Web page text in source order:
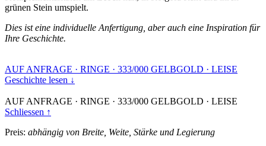
grünen Stein umspielt.
Dies ist eine individuelle Anfertigung, aber auch eine Inspiration für
Ihre Geschichte.
AUF ANFRAGE · RINGE · 333/000 GELBGOLD · LEISE
Geschichte lesen ↓
AUF ANFRAGE · RINGE · 333/000 GELBGOLD · LEISE
Schliessen ↑
Preis: abhängig von Breite, Weite, Stärke und Legierung